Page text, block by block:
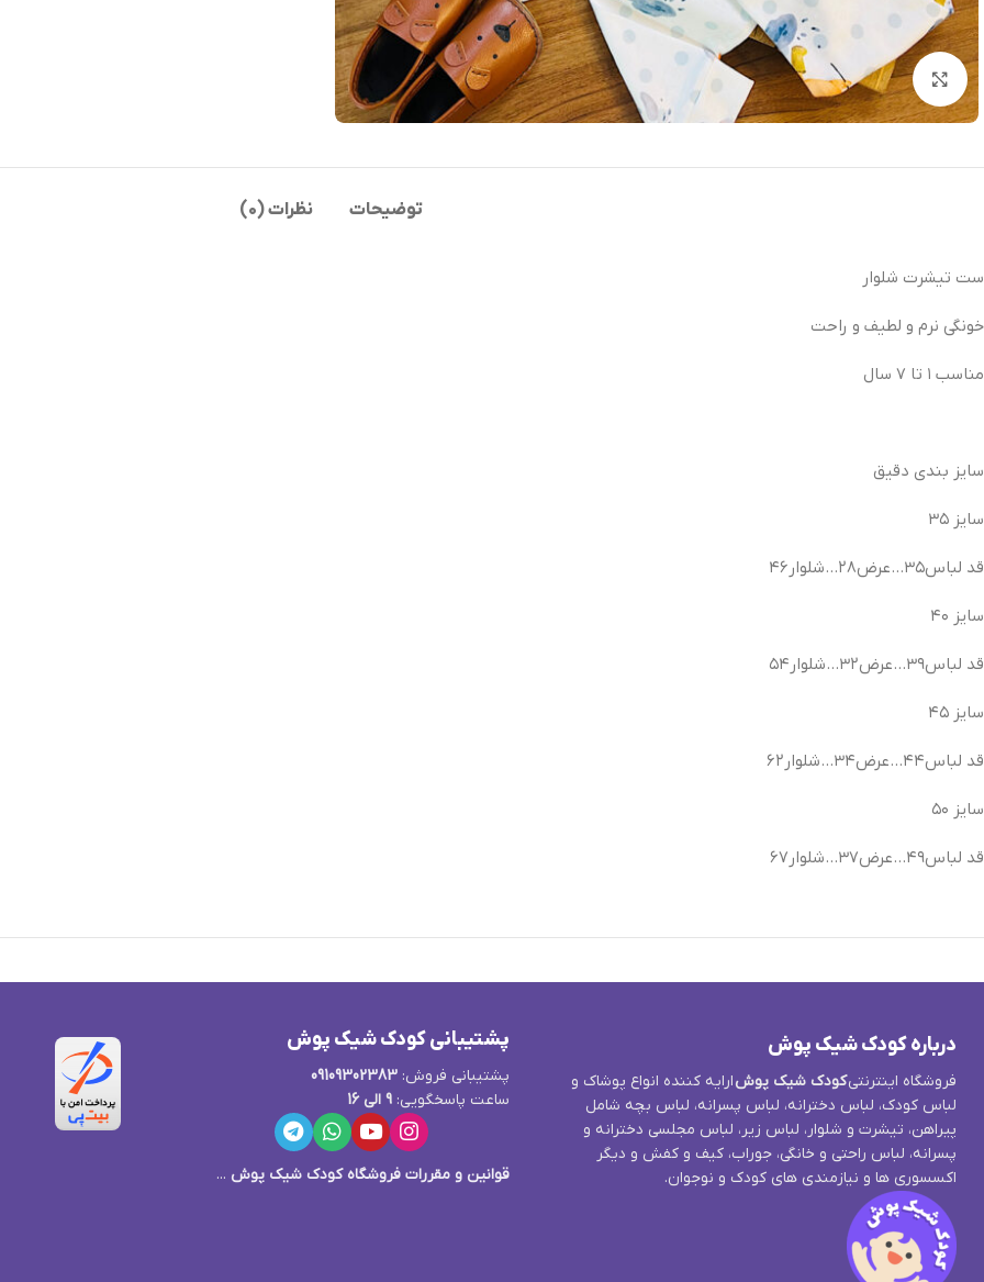
بزرگنمایی تصویر
توضیحات نظرات (0)
ست تیشرت شلوار
خونگی نرم و لطیف و راحت
مناسب ۱ تا ۷ سال
سایز بندی دقیق
سایز ۳۵
قد لباس۳۵…عرض۲۸…شلوار۴۶
سایز ۴۰
قد لباس۳۹…عرض۳۲…شلوار۵۴
سایز ۴۵
قد لباس۴۴…عرض۳۴…شلوار۶۲
سایز ۵۰
قد لباس۴۹…عرض۳۷…شلوار۶۷
درباره کودک شیک پوش
فروشگاه اینترنتیکودک شیک پوشارایه کننده انواع پوشاک و
لباس کودک، لباس دخترانه، لباس پسرانه، لباس بچه شامل
پیراهن، تیشرت و شلوار، لباس زیر، لباس مجلسی دخترانه و
پسرانه، لباس راحتی و خانگی، جوراب، کیف و کفش و دیگر
اکسسوری ها و نیازمندی های کودک و نوجوان.
پشتیبانی کودک شیک پوش
پشتیبانی فروش:09109302383
ساعت پاسخگویی:9 الی 16
قوانین و مقررات فروشگاه کودک شیک پوش ...